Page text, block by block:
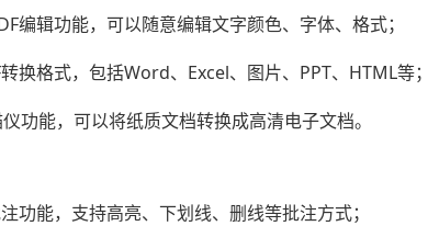
编辑功能，可以随意编辑文字颜色、字体、格式；
换格式，包括Word、Excel、图片、PPT、HTML等；
功能，可以将纸质文档转换成高清电子文档。
功能，支持高亮、下划线、删线等批注方式；